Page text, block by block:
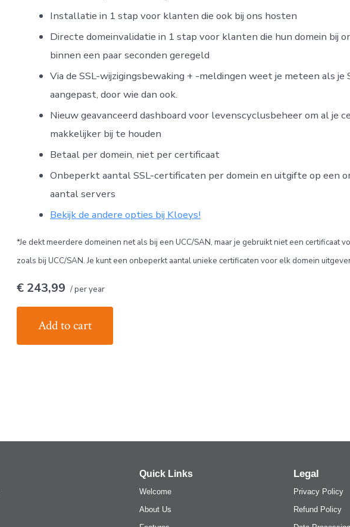
Installatie in 1 stap voor klanten die ook bij ons hosten
Directe domeinvalidatie in 1 stap voor klanten die hun domein bij
binnen een paar seconden geregeld
Via de SSL-wijzigingsbewaking + -meldingen weet je meteen als je
aangepast, door wie dan ook.
Nieuw geavanceerd dashboard voor levenscyclusbeheer om al je
makkelijker bij te houden
Betaal per domein, niet per certificaat
Onbeperkt aantal SSL-certificaten per domein en uitgifte op een
aantal servers
Bekijk de andere opties bij Kloeys!
*Je dekt meerdere domeinen net als bij een UCC/SAN, maar je gebruikt niet een certificaat
zoals bij UCC/SAN. Je kunt een onbeperkt aantal unieke certificaten voor elk domein
€ 243,99 / per year
Add to cart
Quick Links
Welcome
About Us
Legal
Privacy Policy
Refund Policy